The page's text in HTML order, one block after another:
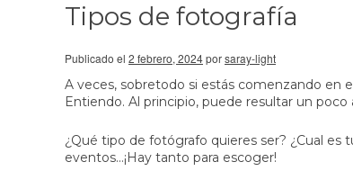
Tipos de fotografía
Publicado el 2 febrero, 2024porsaray-light
A veces, sobretodo si estás comenzando en
Entiendo. Al principio, puede resultar un poco
¿Qué tipo de fotógrafo quieres ser? ¿Cual es
eventos…¡Hay tanto para escoger!